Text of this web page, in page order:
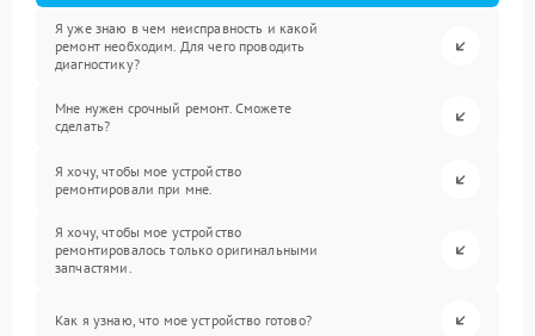
Я уже знаю в чем неисправность и какой
ремонт необходим. Для чего проводить
диагностику?
Мне нужен срочный ремонт. Сможете
сделать?
Я хочу, чтобы мое устройство
ремонтировали при мне.
Я хочу, чтобы мое устройство
ремонтировалось только оригинальными
запчастями.
Как я узнаю, что мое устройство готово?